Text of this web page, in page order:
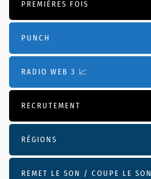
PREMIÈRES FOIS
PUNCH
RADIO WEB 3 📈
RECRUTEMENT
RÉGIONS
REMET LE SON / COUPE LE SON